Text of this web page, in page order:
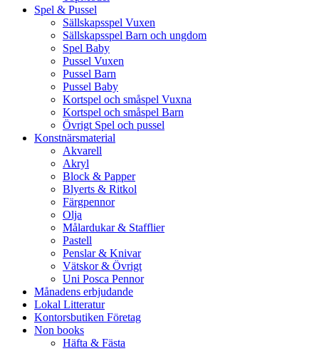
Spel & Pussel
Sällskapsspel Vuxen
Sällskapsspel Barn och ungdom
Spel Baby
Pussel Vuxen
Pussel Barn
Pussel Baby
Kortspel och småspel Vuxna
Kortspel och småspel Barn
Övrigt Spel och pussel
Konstnärsmaterial
Akvarell
Akryl
Block & Papper
Blyerts & Ritkol
Färgpennor
Olja
Målardukar & Stafflier
Pastell
Penslar & Knivar
Vätskor & Övrigt
Uni Posca Pennor
Månadens erbjudande
Lokal Litteratur
Kontorsbutiken Företag
Non books
Häfta & Fästa